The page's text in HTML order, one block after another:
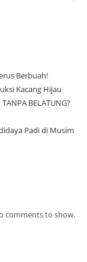
Berbuah!
Kacang Hijau
BELATUNG?
Padi di Musim
comments to show.